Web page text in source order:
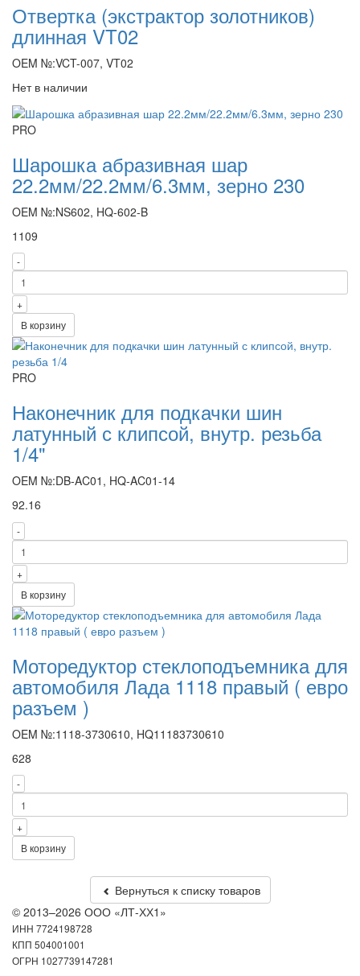
Отвертка (экстрактор золотников)
длинная VT02
OEM №:VCT-007, VT02
Нет в наличии
PRO
Шарошка абразивная шар
22.2мм/22.2мм/6.3мм, зерно 230
OEM №:NS602, HQ-602-B
1109
-
+
В корзину
PRO
Наконечник для подкачки шин
латунный с клипсой, внутр. резьба
1/4"
OEM №:DB-AC01, HQ-AC01-14
92.16
-
+
В корзину
Моторедуктор стеклоподъемника для
автомобиля Лада 1118 правый ( евро
разъем )
OEM №:1118-3730610, HQ11183730610
628
-
+
В корзину
Вернуться к списку товаров
© 2013–2026 ООО «ЛТ-ХХ1»
ИНН 7724198728
КПП 504001001
ОГРН 1027739147281